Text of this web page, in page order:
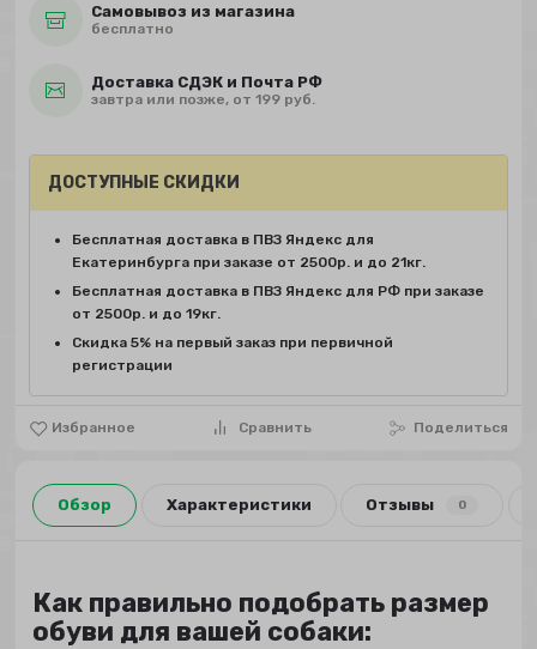
Самовывоз из магазина
бесплатно
Доставка СДЭК и Почта РФ
завтра или позже, от 199 руб.
Избранное Сравнить Поделиться
ДОСТУПНЫЕ СКИДКИ
Бесплатная доставка в ПВЗ Яндекс для
Екатеринбурга при заказе от 2500р. и до 21кг.
Бесплатная доставка в ПВЗ Яндекс для РФ при заказе
от 2500р. и до 19кг.
Скидка 5% на первый заказ при первичной
регистрации
Обзор Характеристики Отзывы 0
Как правильно подобрать размер
обуви для вашей собаки: